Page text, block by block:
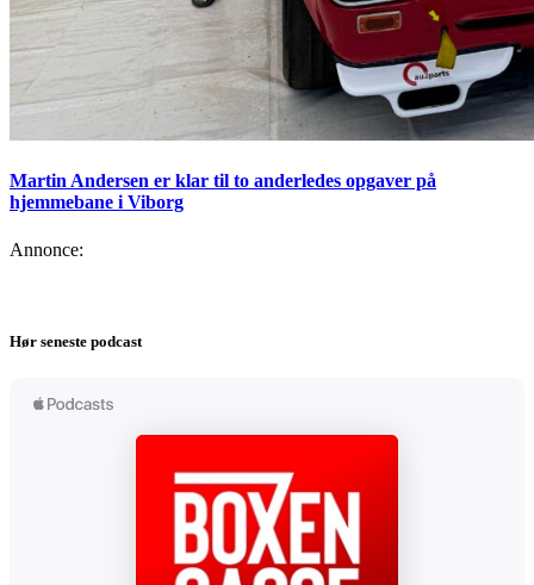
Martin Andersen er klar til to anderledes opgaver på
hjemmebane i Viborg
Annonce:
Hør seneste podcast